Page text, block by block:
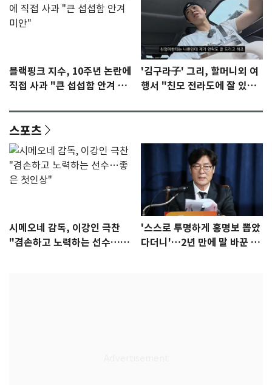
블랙핑크 지수, 10주년 논란에
직접 사과 "큰 섭섭함 안겨 미
'김구라子' 그리, 할머니외 여
행서 "친모 전라도에 잘 있
스포츠
시메오네 감독, 이강인 극찬
"겸손하고 노력하는 선수…좋
'스스로 투명하게 홍명보 뽑았
다더니'…2년 만에 말 바꾼 이